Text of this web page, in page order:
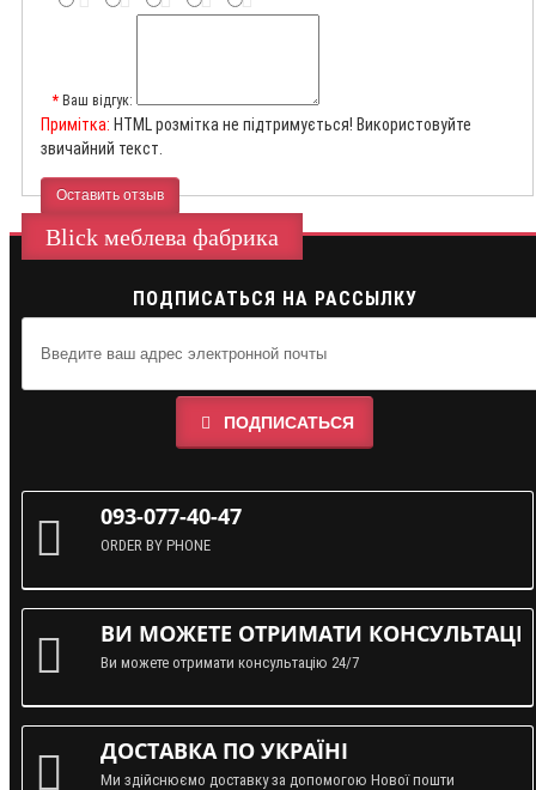
Ваш відгук:
Примітка: HTML розмітка не підтримується! Використовуйте
звичайний текст.
Оставить отзыв
Blick меблева фабрика
ПОДПИСАТЬСЯ НА РАССЫЛКУ
ПОДПИСАТЬСЯ
093-077-40-47
ORDER BY PHONE
ВИ МОЖЕТЕ ОТРИМАТИ
Ви можете отримати консультацію 24/7
ДОСТАВКА ПО УКРАЇНІ
Ми здійснюємо доставку за допомогою Нової пошти